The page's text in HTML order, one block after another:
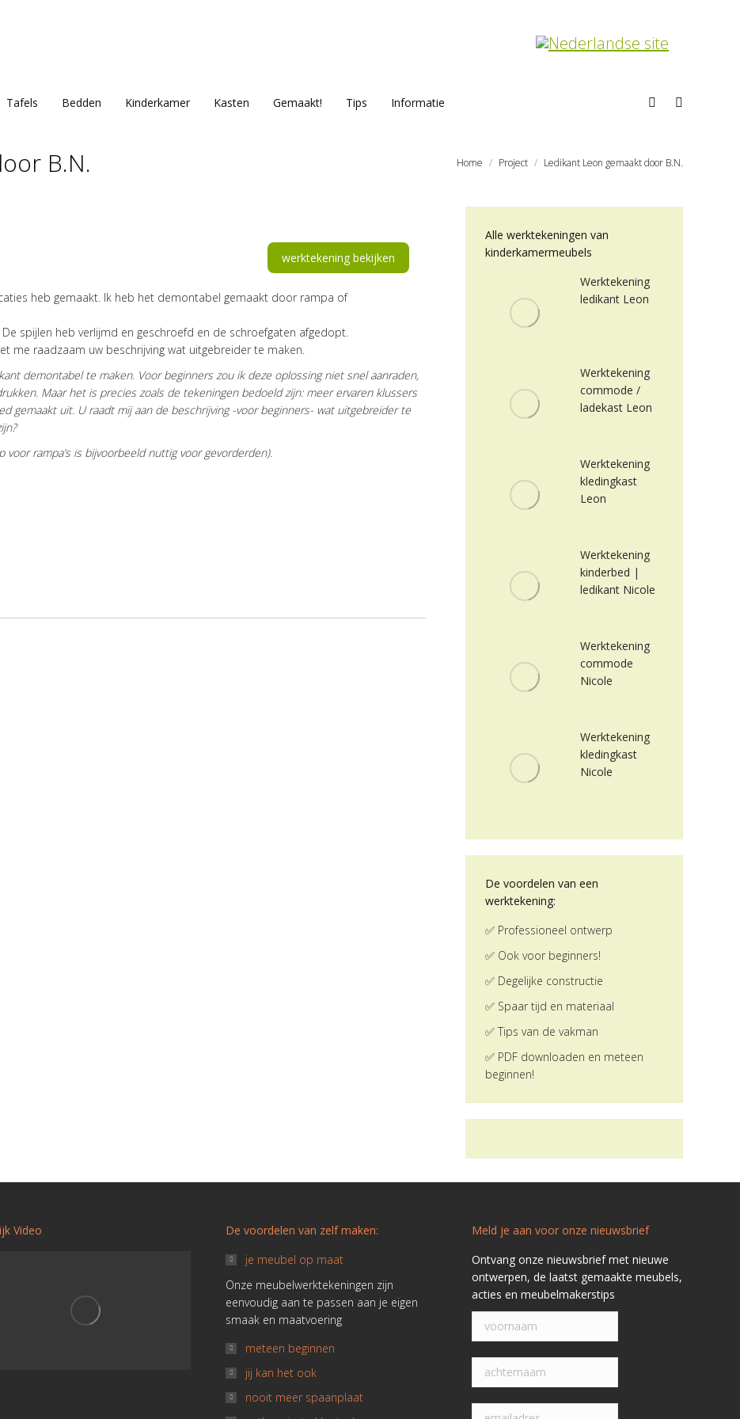
Tafels Bedden Kinderkamer Kasten Gemaakt! Tips Informatie Search:
B.N. Home Project Ledikant Leon gemaakt door B.N.
werktekening bekijken
heb gemaakt. Ik heb het demontabel gemaakt door rampa of
spijlen heb verlijmd en geschroefd en de schroefgaten afgedopt.
me raadzaam uw beschrijving wat uitgebreider te maken.
demontabel te maken. Voor beginners zou ik deze oplossing niet snel aanraden,
Maar het is precies zoals de tekeningen bedoeld zijn: meer ervaren klussers
gemaakt uit. U raadt mij aan de beschrijving -voor beginners- wat uitgebreider te
rampa’s is bijvoorbeeld nuttig voor gevorderden).
Alle werktekeningen van
kinderkamermeubels
Werktekening
ledikant Leon
Werktekening
commode /
ladekast Leon
Werktekening
kledingkast
Leon
Werktekening
kinderbed |
ledikant Nicole
Werktekening
commode
Nicole
Werktekening
kledingkast
Nicole
De voordelen van een
werktekening:
✅ Professioneel ontwerp
✅ Ook voor beginners!
✅ Degelijke constructie
✅ Spaar tijd en materiaal
✅ Tips van de vakman
✅ PDF downloaden en meteen
beginnen!
Video
De voordelen van zelf maken:
je meubel op maat
Onze meubelwerktekeningen zijn
eenvoudig aan te passen aan je eigen
smaak en maatvoering
meteen beginnen
jij kan het ook
nooit meer spaanplaat
Meld je aan voor onze nieuwsbrief
Ontvang onze nieuwsbrief met nieuwe
ontwerpen, de laatst gemaakte meubels,
acties en meubelmakerstips